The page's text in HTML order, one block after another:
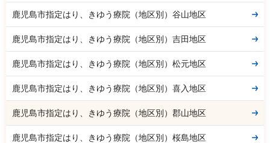
鹿児島市指定はり、きゆう療院（地区別）谷山地区
鹿児島市指定はり、きゆう療院（地区別）吉田地区
鹿児島市指定はり、きゆう療院（地区別）松元地区
鹿児島市指定はり、きゆう療院（地区別）喜入地区
鹿児島市指定はり、きゆう療院（地区別）郡山地区
鹿児島市指定はり、きゆう療院（地区別）桜島地区